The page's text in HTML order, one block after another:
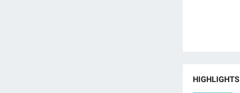
HIGHLIGHTS